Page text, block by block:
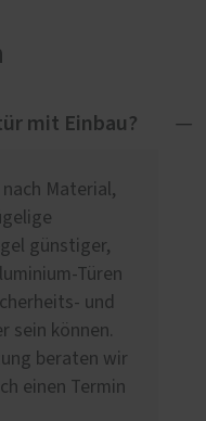
mit Einbau?
Material,
günstiger,
Türen
und
sein können.
beraten wir
einen Termin